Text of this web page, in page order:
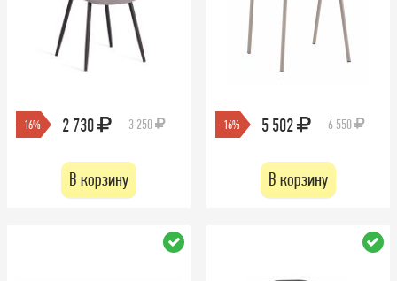
-16% 2 730 3 250
В корзину
-16% 5 502 6 550
В корзину